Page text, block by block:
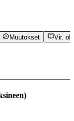
Muutokset Vir.
)